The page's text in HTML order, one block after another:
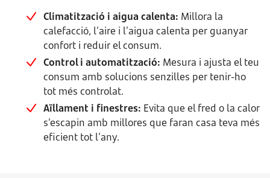
Climatització i aigua calenta: Millora la
calefacció, l’aire i l’aigua calenta per guanyar
confort i reduir el consum.
Control i automatització: Mesura i ajusta el teu
consum amb solucions senzilles per tenir-ho
tot més controlat.
Aïllament i finestres: Evita que el fred o la calor
s’escapin amb millores que faran casa teva més
eficient tot l’any.